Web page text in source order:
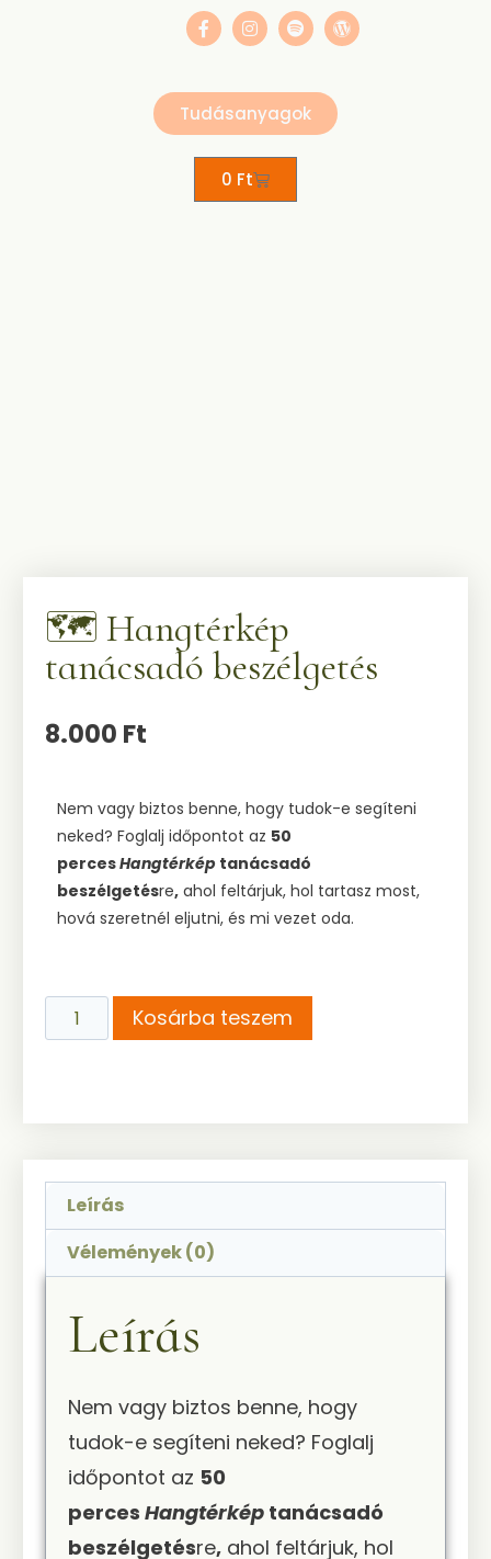
Tudásanyagok
0 Ft
🗺️ Hangtérkép
tanácsadó beszélgetés
8.000 Ft
Nem vagy biztos benne, hogy tudok-e segíteni
neked? Foglalj időpontot az 50
percesHangtérképtanácsadó
beszélgetésre,ahol feltárjuk, hol tartasz most,
hová szeretnél eljutni, és mi vezet oda.
Kosárba teszem
Leírás
Vélemények (0)
Leírás
Nem vagy biztos benne, hogy
tudok-e segíteni neked? Foglalj
időpontot az 50
perces Hangtérképtanácsadó
beszélgetésre,ahol feltárjuk, hol